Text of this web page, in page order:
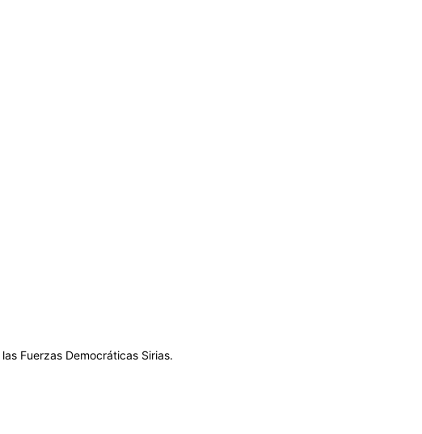
Fuerzas Democráticas Sirias.